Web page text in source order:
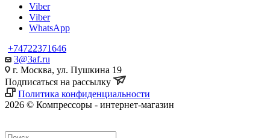
Viber
Viber
WhatsApp
+74722371646
3@3af.ru
г. Москва, ул. Пушкина 19
Подписаться на рассылку
Политика конфиденциальности
2026 © Компрессоры - интернет-магазин